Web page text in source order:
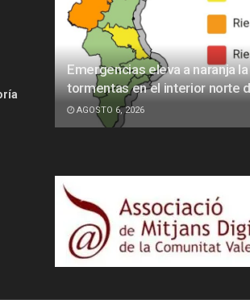
Emergencias eleva a naranja
tormentas en el interior norte
AGOSTO 6, 2026